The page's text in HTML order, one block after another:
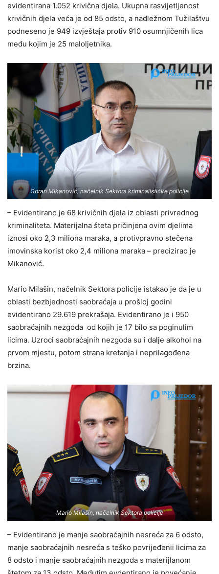
evidentirana 1.052 krivična djela. Ukupna rasvijetljenost
krivičnih djela veća je od 85 odsto, a nadležnom Tužilaštvu
podneseno je 949 izvještaja protiv 910 osumnjičenih lica
među kojim je 25 maloljetnika.
Goran Mikanović, načelnik Sektora kriminalističke policije
– Evidentirano je 68 krivičnih djela iz oblasti privrednog
kriminaliteta. Materijalna šteta pričinjena ovim djelima
iznosi oko 2,3 miliona maraka, a protivpravno stečena
imovinska korist oko 2,4 miliona maraka – precizirao je
Mikanović.
Mario Milašin, načelnik Sektora policije istakao je da je u
oblasti bezbjednosti saobraćaja u prošloj godini
evidentirano 29.619 prekrašaja. Evidentirano je i 950
saobraćajnih nezgoda od kojih je 17 bilo sa poginulim
licima. Uzroci saobraćajnih nezgoda su i dalje alkohol na
prvom mjestu, potom strana kretanja i neprilagođena
brzina.
Mario Milašin, načelnik Sektora policije
– Evidentirano je manje saobraćajnih nesreća za 6 odsto,
manje saobraćajnih nesreća s teško povrijeđenii licima za
8 odsto i manje saobraćajnih nezgoda s materijlanom